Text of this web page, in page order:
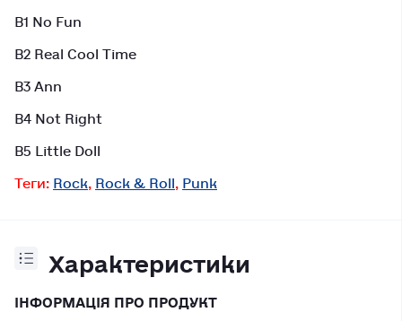
B1 No Fun
B2 Real Cool Time
B3 Ann
B4 Not Right
B5 Little Doll
Теги:Rock Rock & Roll Punk
Характеристики
ІНФОРМАЦІЯ ПРО ПРОДУКТ